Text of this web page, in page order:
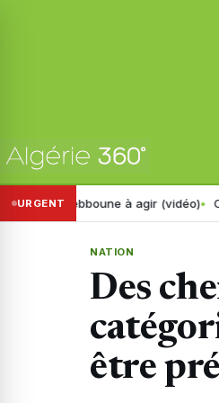
URGENT
Tebboune à agir (vidéo)
NATION
Des
être